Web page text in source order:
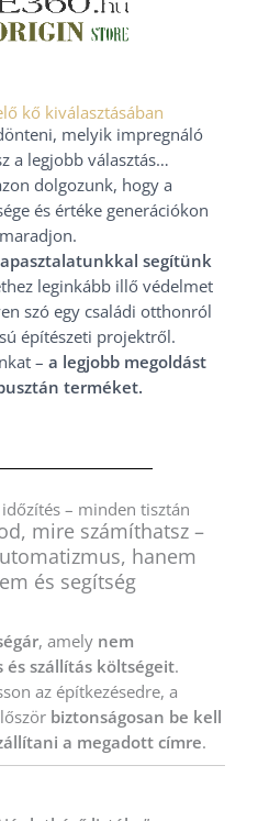
kő kiválasztásában
melyik impregnáló
a legjobb választás…
dolgozunk, hogy a
és értéke generációkon
segítünk
leginkább illő védelmet
szó egy családi otthonról
építészeti projektről.
– a legjobb megoldást
terméket.
– minden tisztán
mire számíthatsz –
hanem
és segítség
, amely nem
és szállítás költségeit.
az építkezésedre, a
biztonságosan be kell
a megadott címre.